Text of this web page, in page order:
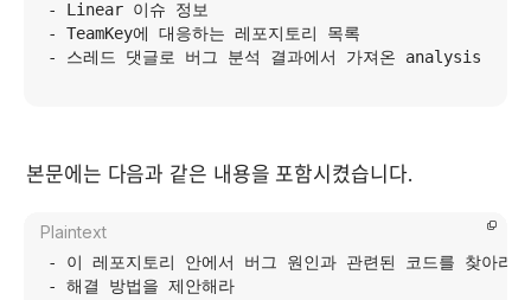
- Linear 이슈 정보
- TeamKey에 대응하는 레포지토리 목록
- 스레드 댓글로 버그 분석 결과에서 가져온 analysis
본문에는 다음과 같은 내용을 포함시켰습니다.
Plaintext
- 이 레포지토리 안에서 버그 원인과 관련된 코드를 찾아라
- 해결 방법을 제안해라